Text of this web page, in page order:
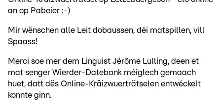
an op Pabeier :-)
Mir wënschen alle Leit dobaussen, déi matspillen, vill
Spaass!
Merci soe mer dem Linguist Jérôme Lulling, deen et
mat senger Wierder-Datebank méiglech gemaach
huet, datt dës Online-Kräizwuerträtselen entwéckelt
konnte ginn.